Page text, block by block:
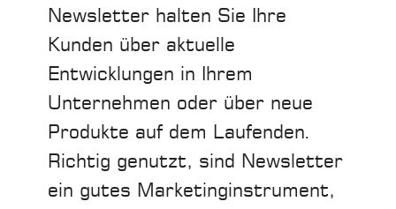
Newsletter halten Sie Ihre
Kunden über aktuelle
Entwicklungen in Ihrem
Unternehmen oder über neue
Produkte auf dem Laufenden.
Richtig genutzt, sind Newsletter
ein gutes Marketinginstrument,